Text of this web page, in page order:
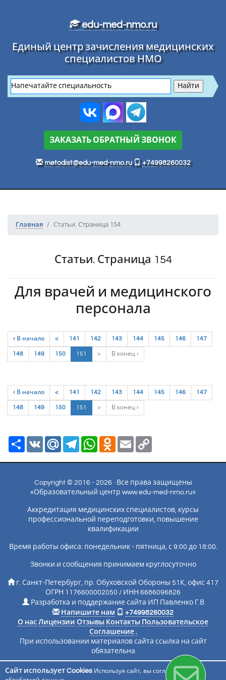
edu-med-nmo.ru
Единый центр зачисления медицинских
специалистов НМО
ЗАКАЗАТЬ ОБРАТНЫЙ ЗВОНОК
metodist@edu-med-nmo.ru +74998260032
Главная Статьи. Страница 154
Статьи. Страница 154
Для врачей и медицинского
персонала
‹ В начало < 141 142 143 144 145 146 147
148 149 150 151 (current)
> В конец ›
‹ В начало < 141 142 143 144 145 146 147
148 149 150 151 (current)
> В конец ›
РесурсVK Mail.Ru TelegramWhatsAppOdnoklassniki
Email
Copyright © 2016 - 2026 · Все права защищены
«Образовательный центр www.edu-med-nmo.ru»
Аккредитация медицинских специалистов, курсы
профессиональной переподготовки, повышение
квалификации
Время работы офиса: понедельник - пятница, с 9:00 до 18:00.
Звонки и сообщения принимаем круглосуточно
г. Санкт-Петербург, пр. Обуховской Обороны 51К, офис 417
ОГРН 1176600002050 / ИНН 6686096826
Разработка и поддержание сайта ИП Павленко Г.В
Напишите нам
+74998260032
О нас Лицензии Отзывы Контакты Пользовательское
Соглашение .
При использовании материалов сайта ссылка на сайт
обязательна
Сайт использует Cookies Используя сайт, вы соглашаетесь с